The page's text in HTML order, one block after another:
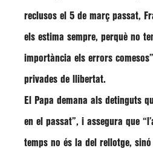
reclusos el 5 de març passat,
els estima sempre, perquè no
importància els errors comesos”
privades de llibertat.
El Papa demana als detinguts
en el passat”, i assegura que
temps no és la del rellotge, sinó